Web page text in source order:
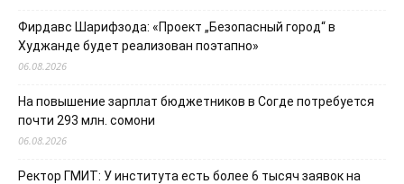
Фирдавс Шарифзода: «Проект „Безопасный город“ в
Худжанде будет реализован поэтапно»
06.08.2026
На повышение зарплат бюджетников в Согде потребуется
почти 293 млн. сомони
06.08.2026
Ректор ГМИТ: У института есть более 6 тысяч заявок на